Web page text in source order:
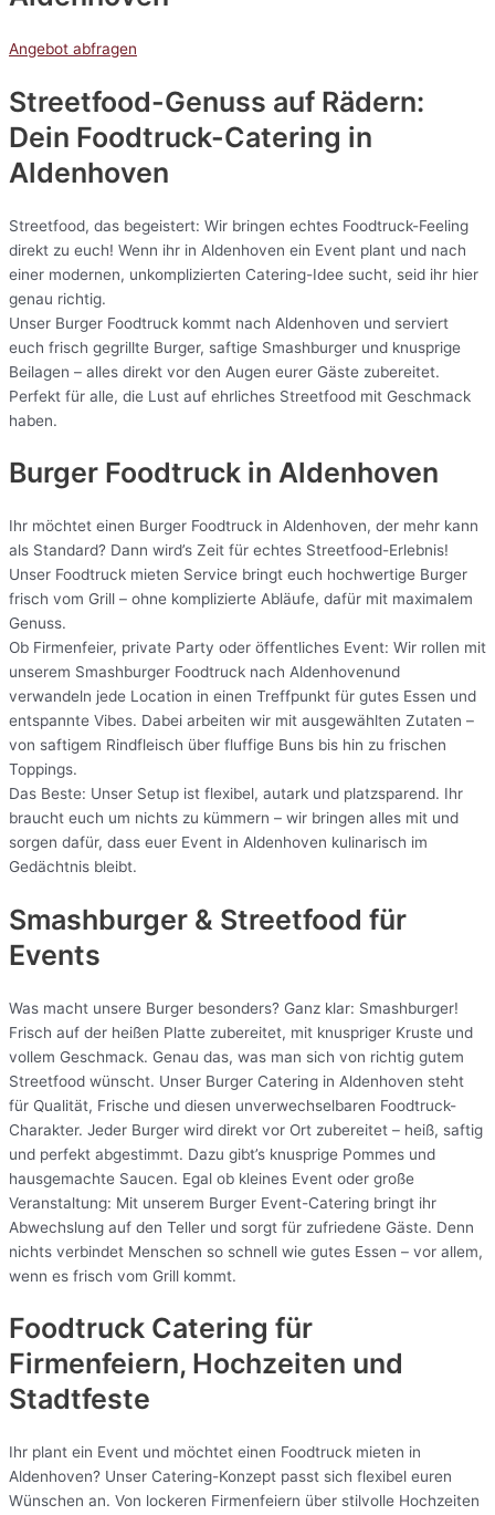
Angebot abfragen
Streetfood-Genuss auf Rädern:
Dein Foodtruck-Catering in
Aldenhoven
Streetfood, das begeistert: Wir bringen echtes Foodtruck-Feeling
direkt zu euch! Wenn ihr in Aldenhoven ein Event plant und nach
einer modernen, unkomplizierten Catering-Idee sucht, seid ihr hier
genau richtig.
Unser Burger Foodtruck kommt nach Aldenhoven und serviert
euch frisch gegrillte Burger, saftige Smashburger und knusprige
Beilagen – alles direkt vor den Augen eurer Gäste zubereitet.
Perfekt für alle, die Lust auf ehrliches Streetfood mit Geschmack
haben.
Burger Foodtruck in Aldenhoven
Ihr möchtet einen Burger Foodtruck in Aldenhoven, der mehr kann
als Standard? Dann wird’s Zeit für echtes Streetfood-Erlebnis!
Unser Foodtruck mieten Service bringt euch hochwertige Burger
frisch vom Grill – ohne komplizierte Abläufe, dafür mit maximalem
Genuss.
Ob Firmenfeier, private Party oder öffentliches Event: Wir rollen mit
unserem Smashburger Foodtruck nach Aldenhovenund
verwandeln jede Location in einen Treffpunkt für gutes Essen und
entspannte Vibes. Dabei arbeiten wir mit ausgewählten Zutaten –
von saftigem Rindfleisch über fluffige Buns bis hin zu frischen
Toppings.
Das Beste: Unser Setup ist flexibel, autark und platzsparend. Ihr
braucht euch um nichts zu kümmern – wir bringen alles mit und
sorgen dafür, dass euer Event in Aldenhoven kulinarisch im
Gedächtnis bleibt.
Smashburger & Streetfood für
Events
Was macht unsere Burger besonders? Ganz klar: Smashburger!
Frisch auf der heißen Platte zubereitet, mit knuspriger Kruste und
vollem Geschmack. Genau das, was man sich von richtig gutem
Streetfood wünscht. Unser Burger Catering in Aldenhoven steht
für Qualität, Frische und diesen unverwechselbaren Foodtruck-
Charakter. Jeder Burger wird direkt vor Ort zubereitet – heiß, saftig
und perfekt abgestimmt. Dazu gibt’s knusprige Pommes und
hausgemachte Saucen. Egal ob kleines Event oder große
Veranstaltung: Mit unserem Burger Event-Catering bringt ihr
Abwechslung auf den Teller und sorgt für zufriedene Gäste. Denn
nichts verbindet Menschen so schnell wie gutes Essen – vor allem,
wenn es frisch vom Grill kommt.
Foodtruck Catering für
Firmenfeiern, Hochzeiten und
Stadtfeste
Ihr plant ein Event und möchtet einen Foodtruck mieten in
Aldenhoven? Unser Catering-Konzept passt sich flexibel euren
Wünschen an. Von lockeren Firmenfeiern über stilvolle Hochzeiten